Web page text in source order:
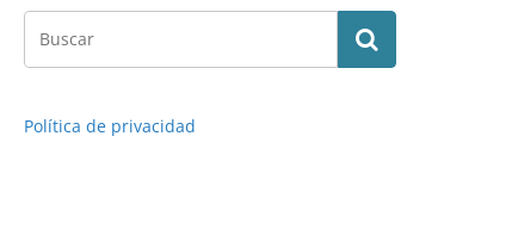
Política de privacidad